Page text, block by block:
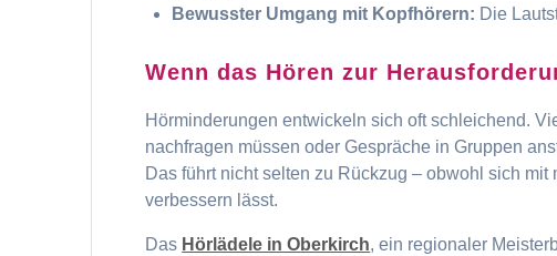
Bewusster Umgang mit Kopfhörern: Die
Wenn das Hören zur
Hörminderungen entwickeln sich oft schleichend.
nachfragen müssen oder Gespräche in Gruppen
Das führt nicht selten zu Rückzug – obwohl sich
verbessern lässt.
Das Hörlädele in Oberkirch, ein regionaler